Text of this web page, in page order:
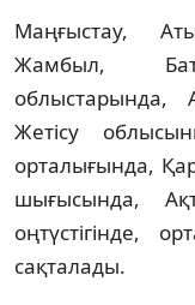
Маңғыстау,
Жамбыл,
облыстарында,
Жетісу
орталығында,
шығысында,
оңтүстігінде,
сақталады.